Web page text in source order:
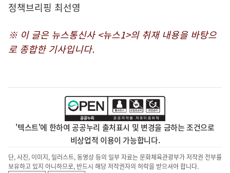
정책브리핑 최선영
※ 이 글은 뉴스통신사 <뉴스1>의 취재 내용을 바탕으
로 종합한 기사입니다.
'텍스트'에 한하여 공공누리 출처표시 및 변경을 금하는 조건으로
비상업적 이용이 가능합니다.
단, 사진, 이미지, 일러스트, 동영상 등의 일부 자료는 문화체육관광부가 저작권 전부를
보유하고 있지 아니하므로, 반드시 해당 저작권자의 허락을 받으셔야 합니다.